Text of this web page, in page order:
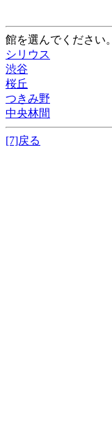
館を選んでください。
シリウス
渋谷
桜丘
つきみ野
中央林間
[7]戻る